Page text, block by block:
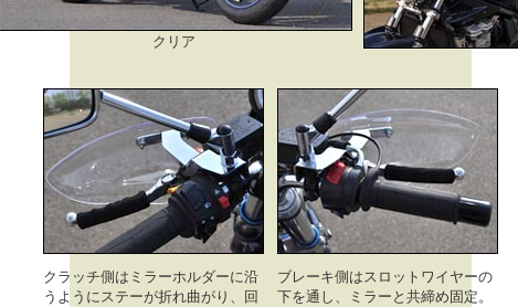
クリア
クラッチ側はミラーホルダーに沿
うようにステーが折れ曲がり、回
ブレーキ側はスロットワイヤーの
下を通し、ミラーと共締め固定。